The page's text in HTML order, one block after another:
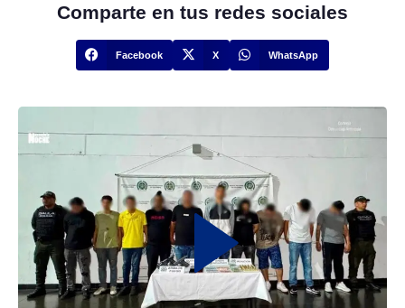
Comparte en tus redes sociales
Facebook X WhatsApp